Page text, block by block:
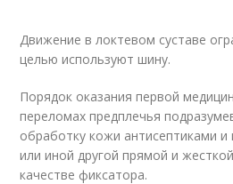
Движение в локтевом суставе
целью используют шину.
Порядок оказания первой
переломах предплечья
обработку кожи антисептиками и
или иной другой прямой и
качестве фиксатора.